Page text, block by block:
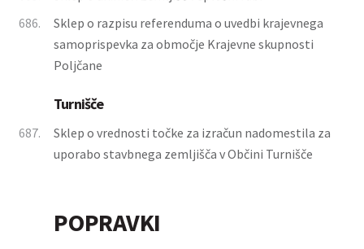
686.
Sklep o razpisu referenduma o uvedbi krajevnega
samoprispevka za območje Krajevne skupnosti
Poljčane
Turnišče
687.
Sklep o vrednosti točke za izračun nadomestila za
uporabo stavbnega zemljišča v Občini Turnišče
POPRAVKI